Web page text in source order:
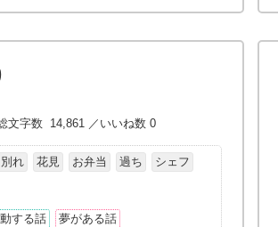
文字数 14,861 ／いいね数 0
別れ 花見 お弁当 過ち シェフ
する話 夢がある話